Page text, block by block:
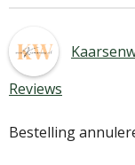
Reviews
Bestelling